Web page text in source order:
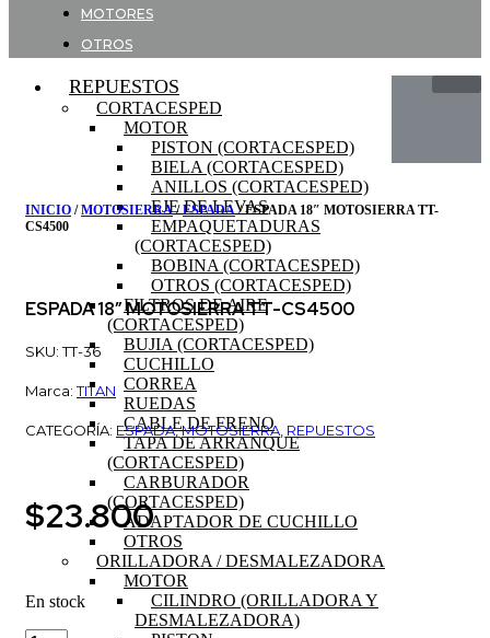
MOTORES
OTROS
REPUESTOS
CORTACESPED
MOTOR
PISTON (CORTACESPED)
BIELA (CORTACESPED)
ANILLOS (CORTACESPED)
EJE DE LEVAS
EMPAQUETADURAS
(CORTACESPED)
BOBINA (CORTACESPED)
OTROS (CORTACESPED)
FILTROS DE AIRE
(CORTACESPED)
BUJIA (CORTACESPED)
CUCHILLO
CORREA
RUEDAS
CABLE DE FRENO
TAPA DE ARRANQUE
(CORTACESPED)
CARBURADOR
(CORTACESPED)
ADAPTADOR DE CUCHILLO
OTROS
ORILLADORA / DESMALEZADORA
MOTOR
CILINDRO (ORILLADORA Y
DESMALEZADORA)
INICIO /MOTOSIERRA/ESPADA/ ESPADA 18″ MOTOSIERRA TT-
CS4500
ESPADA 18″ MOTOSIERRA TT-CS4500
SKU: TT-36
Marca:TITAN
CATEGORÍA: ESPADA,MOTOSIERRA REPUESTOS
$23.800
En stock